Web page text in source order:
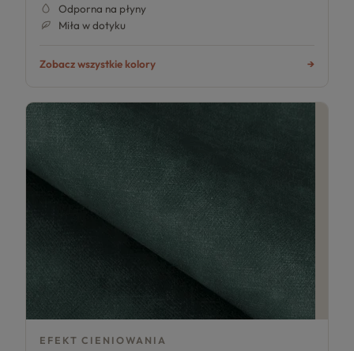
Odporna na płyny
Miła w dotyku
Zobacz wszystkie kolory
EFEKT CIENIOWANIA